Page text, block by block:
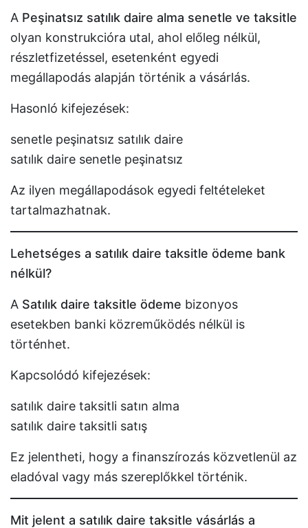
A Peşinatsız satılık daire alma senetle ve taksitle
olyan konstrukcióra utal, ahol előleg nélkül,
részletfizetéssel, esetenként egyedi
megállapodás alapján történik a vásárlás.
Hasonló kifejezések:
senetle peşinatsız satılık daire
satılık daire senetle peşinatsız
Az ilyen megállapodások egyedi feltételeket
tartalmazhatnak.
Lehetséges a satılık daire taksitle ödeme bank
nélkül?
A Satılık daire taksitle ödeme bizonyos
esetekben banki közreműködés nélkül is
történhet.
Kapcsolódó kifejezések:
satılık daire taksitli satın alma
satılık daire taksitli satış
Ez jelentheti, hogy a finanszírozás közvetlenül az
eladóval vagy más szereplőkkel történik.
Mit jelent a satılık daire taksitle vásárlás a